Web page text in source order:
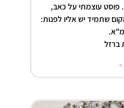
פוסט עוצמתי על כאב,
שתמיד יש אליו לפנות:
»